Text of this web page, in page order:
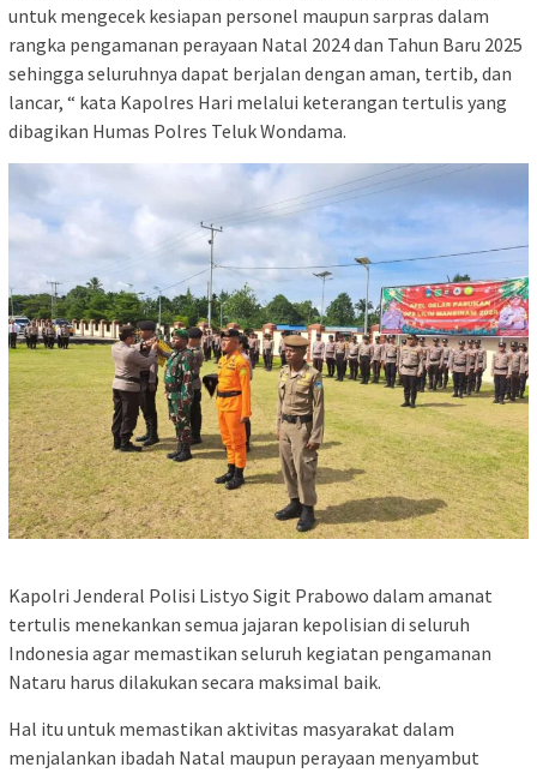
untuk mengecek kesiapan personel maupun sarpras dalam
rangka pengamanan perayaan Natal 2024 dan Tahun Baru 2025
sehingga seluruhnya dapat berjalan dengan aman, tertib, dan
lancar, “ kata Kapolres Hari melalui keterangan tertulis yang
dibagikan Humas Polres Teluk Wondama.
Kapolri Jenderal Polisi Listyo Sigit Prabowo dalam amanat
tertulis menekankan semua jajaran kepolisian di seluruh
Indonesia agar memastikan seluruh kegiatan pengamanan
Nataru harus dilakukan secara maksimal baik.
Hal itu untuk memastikan aktivitas masyarakat dalam
menjalankan ibadah Natal maupun perayaan menyambut